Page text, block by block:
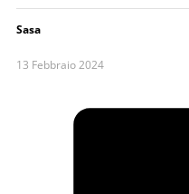
Sasa
13 Febbraio 2024